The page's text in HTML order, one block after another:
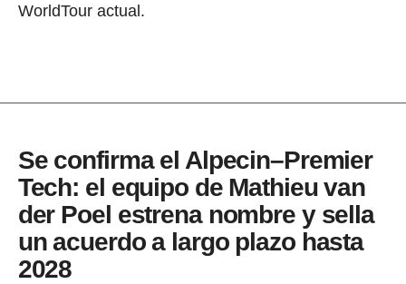
WorldTour actual.
Se confirma el Alpecin–Premier
Tech: el equipo de Mathieu van
der Poel estrena nombre y sella
un acuerdo a largo plazo hasta
2028